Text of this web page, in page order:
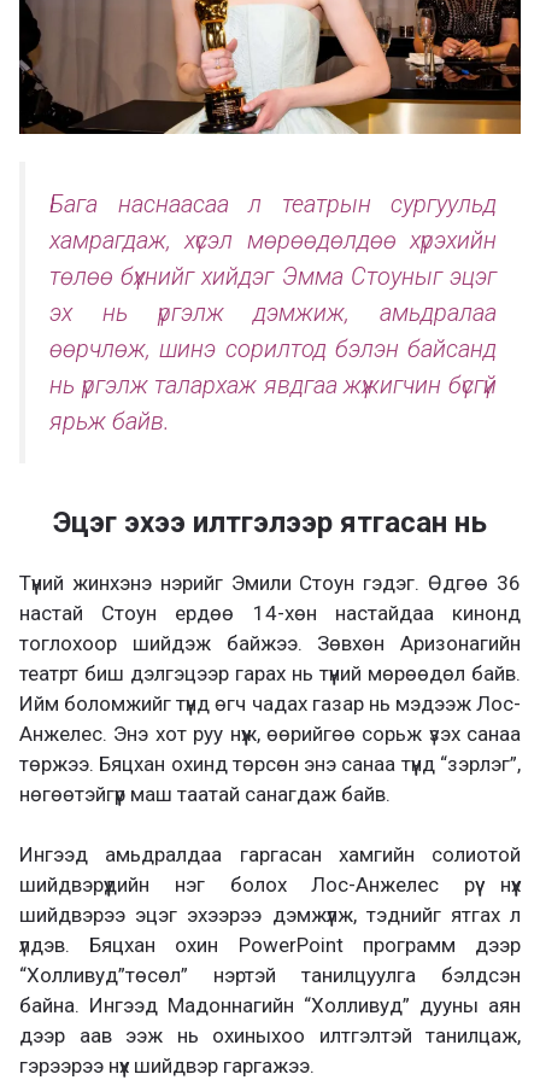
Бага наснаасаа л театрын сургуульд
хамрагдаж, хүсэл мөрөөдөлдөө хүрэхийн
төлөө бүхнийг хийдэг Эмма Стоуныг эцэг
эх нь үргэлж дэмжиж, амьдралаа
өөрчлөж, шинэ сорилтод бэлэн байсанд
нь үргэлж талархаж явдгаа жүжигчин бүсгүй
ярьж байв.
Эцэг эхээ илтгэлээр ятгасан нь
Түүний жинхэнэ нэрийг Эмили Стоун гэдэг. Өдгөө 36
настай Стоун ердөө 14-хөн настайдаа кинонд
тоглохоор шийдэж байжээ. Зөвхөн Аризонагийн
театрт биш дэлгэцээр гарах нь түүний мөрөөдөл байв.
Ийм боломжийг түүнд өгч чадах газар нь мэдээж Лос-
Анжелес. Энэ хот руу нүүж, өөрийгөө сорьж үзэх санаа
төржээ. Бяцхан охинд төрсөн энэ санаа түүнд “зэрлэг”,
нөгөөтэйгүүр маш таатай санагдаж байв.
Ингээд амьдралдаа гаргасан хамгийн солиотой
шийдвэрүүдийн нэг болох Лос-Анжелес рүү нүүх
шийдвэрээ эцэг эхээрээ дэмжүүлж, тэднийг ятгах л
үлдэв. Бяцхан охин PowerPoint программ дээр
“Холливуд”төсөл” нэртэй танилцуулга бэлдсэн
байна. Ингээд Мадоннагийн “Холливуд” дууны аян
дээр аав ээж нь охиныхоо илтгэлтэй танилцаж,
гэрээрээ нүүх шийдвэр гаргажээ.